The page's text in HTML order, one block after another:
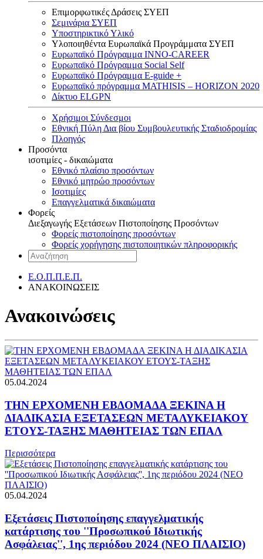
Επιμορφωτικές Δράσεις ΣΥΕΠ
Σεμινάρια ΣΥΕΠ
Υποστηρικτικό Υλικό
Υλοποιηθέντα Ευρωπαϊκά Προγράμματα ΣΥΕΠ
Ευρωπαϊκό Πρόγραμμα INNO-CAREER
Ευρωπαϊκό Πρόγραμμα Social Self
Ευρωπαϊκό Πρόγραμμα E-guide +
Ευρωπαϊκό πρόγραμμα MATHISIS – HORIZON 2020
Δίκτυο ELGPN
Χρήσιμοι Σύνδεσμοι
Εθνική Πύλη Δια βίου Συμβουλευτικής Σταδιοδρομίας
Πλοηγός
Προσόντα
ισοτιμίες - δικαιώματα
Εθνικό πλαίσιο προσόντων
Εθνικό μητρώο προσόντων
Ισοτιμίες
Επαγγελματικά δικαιώματα
Φορείς
Διεξαγωγής Εξετάσεων Πιστοποίησης Προσόντων
Φορείς πιστοποίησης προσόντων
Φορείς χορήγησης πιστοποιητικών πληροφορικής
Ε.Ο.Π.Π.Ε.Π.
ΑΝΑΚΟΙΝΩΣΕΙΣ
Ανακοινώσεις
05.04.2024
ΤΗΝ ΕΡΧΟΜΕΝΗ ΕΒΔΟΜΑΔΑ ΞΕΚΙΝΑ Η
ΔΙΑΔΙΚΑΣΙΑ ΕΞΕΤΑΣΕΩΝ ΜΕΤΑΛΥΚΕΙΑΚΟΥ
ΕΤΟΥΣ-ΤΑΞΗΣ ΜΑΘΗΤΕΙΑΣ ΤΩΝ ΕΠΑΛ
Περισσότερα
05.04.2024
Εξετάσεις Πιστοποίησης επαγγελματικής
κατάρτισης του ''Προσωπικού Ιδιωτικής
Ασφάλειας'', 1ης περιόδου 2024 (ΝΕΟ ΠΛΑΙΣΙΟ)